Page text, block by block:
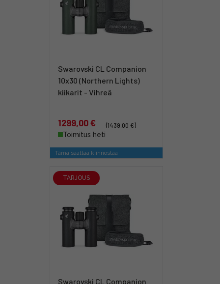
Swarovski CL Companion
10x30 (Northern Lights)
kiikarit - Vihreä
1299,00 €
(1439,00 €)
Toimitus heti
Tämä saattaa kiinnostaa
TARJOUS
Swarovski CL Companion